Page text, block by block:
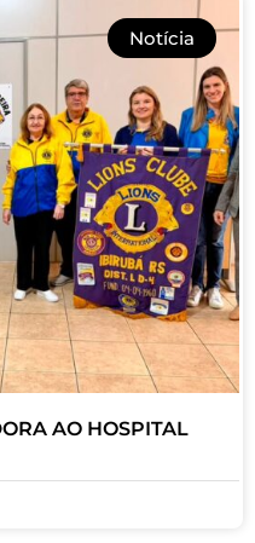
Notícia
AO HOSPITAL